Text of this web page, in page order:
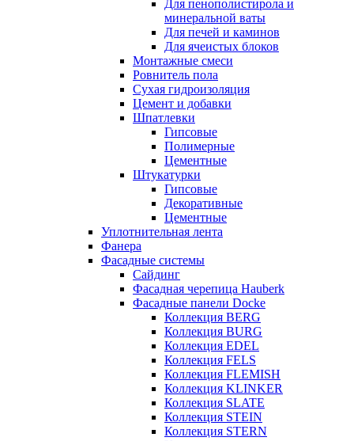
Для пенополистирола и
минеральной ваты
Для печей и каминов
Для ячеистых блоков
Монтажные смеси
Ровнитель пола
Сухая гидроизоляция
Цемент и добавки
Шпатлевки
Гипсовые
Полимерные
Цементные
Штукатурки
Гипсовые
Декоративные
Цементные
Уплотнительная лента
Фанера
Фасадные системы
Сайдинг
Фасадная черепица Hauberk
Фасадные панели Docke
Коллекция BERG
Коллекция BURG
Коллекция EDEL
Коллекция FELS
Коллекция FLEMISH
Коллекция KLINKER
Коллекция SLATE
Коллекция STEIN
Коллекция STERN